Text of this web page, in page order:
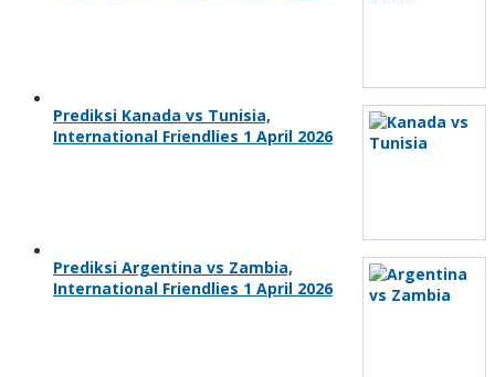
Prediksi Kanada vs Tunisia,
International Friendlies 1 April 2026
Prediksi Argentina vs Zambia,
International Friendlies 1 April 2026